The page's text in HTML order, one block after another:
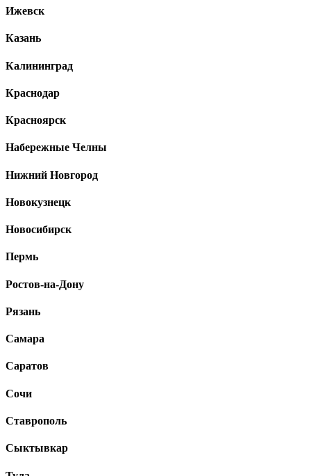
Ижевск
Казань
Калининград
Краснодар
Красноярск
Набережные Челны
Нижний Новгород
Новокузнецк
Новосибирск
Пермь
Ростов-на-Дону
Рязань
Самара
Саратов
Сочи
Ставрополь
Сыктывкар